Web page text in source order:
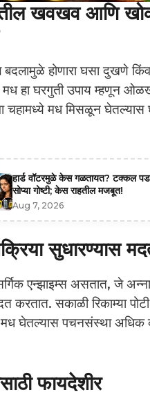
खवखव आणि
बदलामुळे होणारा घसा दुखणे
मध हा घरगुती उपाय म्हणून
चहामध्ये मध मिसळून घेतल्यास
हार्ड वॉटरमुळे केस गळतायत? टक्कल
सोप्या गोष्टी; केस राहतील मजबूत!
Aug 7, 2026
सुधारण्यास
एन्झाइम्स असतात, जे
करतात. सकाळी रिकाम्या
मध घेतल्यास पचनसंस्था अधिक
फायदेशीर